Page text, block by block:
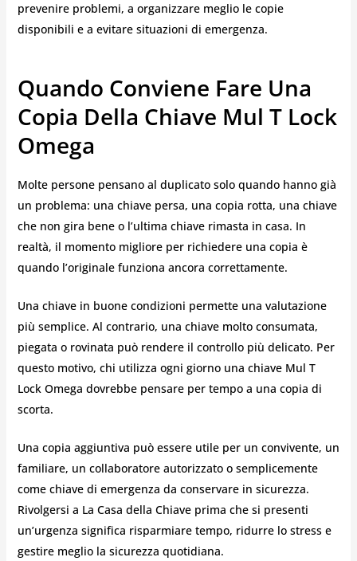
prevenire problemi, a organizzare meglio le copie
disponibili e a evitare situazioni di emergenza.
Quando Conviene Fare Una
Copia Della Chiave Mul T Lock
Omega
Molte persone pensano al duplicato solo quando hanno già
un problema: una chiave persa, una copia rotta, una chiave
che non gira bene o l’ultima chiave rimasta in casa. In
realtà, il momento migliore per richiedere una copia è
quando l’originale funziona ancora correttamente.
Una chiave in buone condizioni permette una valutazione
più semplice. Al contrario, una chiave molto consumata,
piegata o rovinata può rendere il controllo più delicato. Per
questo motivo, chi utilizza ogni giorno una chiave Mul T
Lock Omega dovrebbe pensare per tempo a una copia di
scorta.
Una copia aggiuntiva può essere utile per un convivente, un
familiare, un collaboratore autorizzato o semplicemente
come chiave di emergenza da conservare in sicurezza.
Rivolgersi a La Casa della Chiave prima che si presenti
un’urgenza significa risparmiare tempo, ridurre lo stress e
gestire meglio la sicurezza quotidiana.